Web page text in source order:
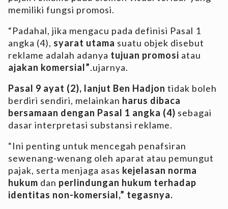
memiliki fungsi promosi.
“Padahal, jika mengacu pada definisi Pasal 1
angka (4), syarat utama suatu objek disebut
reklame adalah adanya tujuan promosi atau
ajakan komersial”.ujarnya.
Pasal 9 ayat (2), lanjut Ben Hadjon tidak boleh
berdiri sendiri, melainkan harus dibaca
bersamaan dengan Pasal 1 angka (4) sebagai
dasar interpretasi substansi reklame.
“Ini penting untuk mencegah penafsiran
sewenang-wenang oleh aparat atau pemungut
pajak, serta menjaga asas kejelasan norma
hukum dan perlindungan hukum terhadap
identitas non-komersial,” tegasnya.